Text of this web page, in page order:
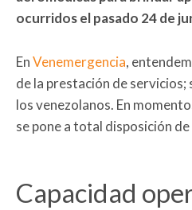
ocurridos el pasado 24 de
EnVenemergencia,
de la prestación de
los venezolanos. En
se pone a total disposición
Capacidad